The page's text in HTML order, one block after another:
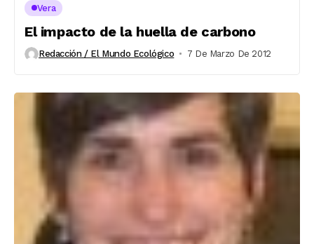
Vera
El impacto de la huella de carbono
Redacción / El Mundo Ecológico 7 De Marzo De 2012